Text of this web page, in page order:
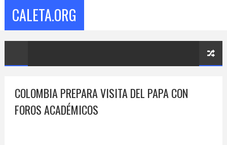
CALETA.ORG
COLOMBIA PREPARA VISITA DEL PAPA CON
FOROS ACADÉMICOS